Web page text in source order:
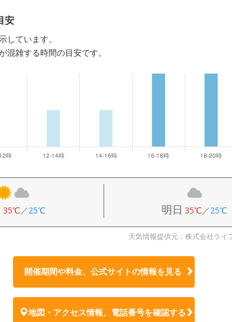
安
ています。
混雑する時間の目安です。
35℃／25℃ 明日 35℃／25℃
天気情報提供元：株式会社ライ
開催期間や料金、公式サイトの情報を見る
地図・アクセス情報、電話番号を確認する